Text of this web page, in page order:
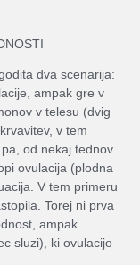
dva scenarija:
ampak gre v
v telesu (dvig
v tem
od nekaj tednov
ovulacija (plodna
V tem primeru
Torej ni prva
ampak
sluzi), ki ovulacijo